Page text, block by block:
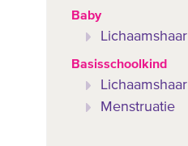
Baby
Lichaamshaar
Basisschoolkind
Lichaamshaar
Menstruatie